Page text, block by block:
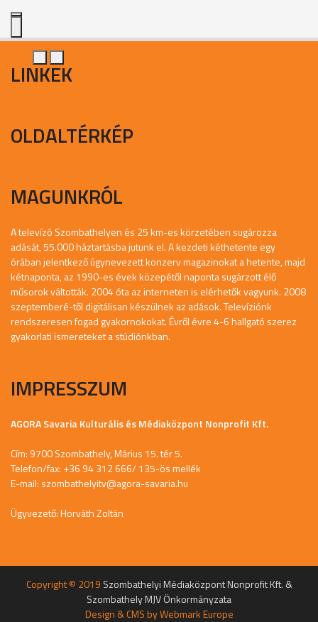
LINKEK
OLDALTÉRKÉP
MAGUNKRÓL
A televízó Szombathelyen és 25 km-es körzetében sugározza
adását, 55.000 háztartásba jutunk el. A kezdeti kéthetente egy
órában jelentkező úgynevezett konzerv magazinokat a hetente, majd
kétnaponta, az 1990-es évek közepétől naponta sugárzott élő
műsorok váltották. 2004 óta az interneten is elérhetők vagyunk. 2008
szeptemberé-től digitálisan készülnek az adások. Televíziónk
rendszeresen fogad gyakornokokat. Évről évre 4-6 hallgató szerez
gyakorlati ismereteket a stúdiónkban.
IMPRESSZUM
AGORA Savaria Kulturális és Médiaközpont Nonprofit Kft.
Cím: 9700 Szombathely, Márius 15. tér 5.
Telefon/fax: +36 94 312 666/ 135-ös mellék
E-mail: szombathelyitv@agora-savaria.hu
Ügyvezető: Horváth Zoltán
Copyright © 2019 Szombathelyi Médiaközpont Nonprofit Kft. &
Szombathely MJV Önkormányzata
Design & CMS byWebmark Europe